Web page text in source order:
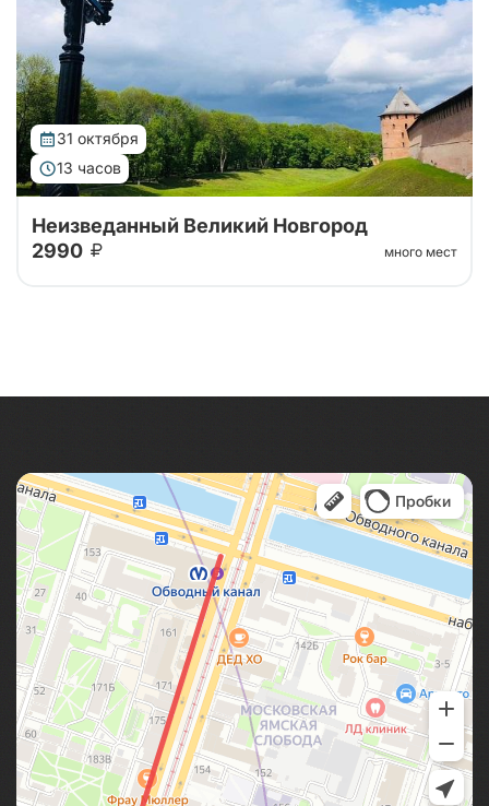
музея каменных жерновов!
31 октября
13 часов
Неизведанный Великий Новгород
2990
много мест